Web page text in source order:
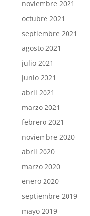
noviembre 2021
octubre 2021
septiembre 2021
agosto 2021
julio 2021
junio 2021
abril 2021
marzo 2021
febrero 2021
noviembre 2020
abril 2020
marzo 2020
enero 2020
septiembre 2019
mayo 2019